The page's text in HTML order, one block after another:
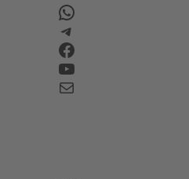
WhatsApp
Telegram
Facebook
YouTube
E-Mail